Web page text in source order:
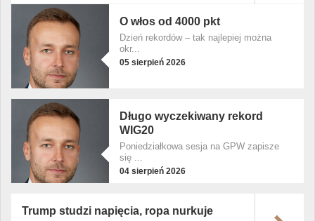
O włos od 4000 pkt
Dzień rekordów – tak najlepiej można
okr...
05 sierpień 2026
Długo wyczekiwany rekord
WIG20
Poniedziałkowa sesja na GPW zapisze
się ...
04 sierpień 2026
Trump studzi napięcia, ropa nurkuje